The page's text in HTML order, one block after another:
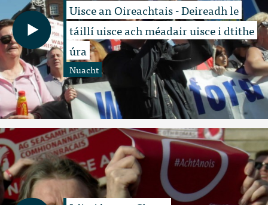
Uisce an Oireachtais - Deireadh le
táillí uisce ach méadair uisce i dtithe
úra
Nuacht